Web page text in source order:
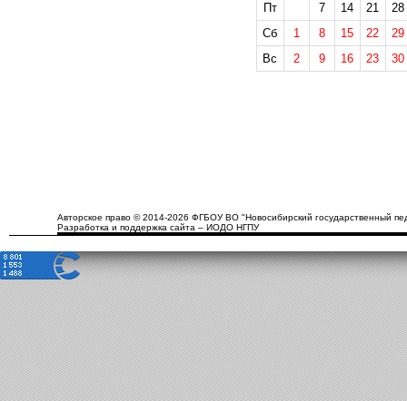
Пт
7 14 21
28
Сб
1 8 15 22
29
Вс
2 9 16 23 30
Авторское право © 2014-2026 ФГБОУ ВО "Новосибирский государственный
Разработка и поддержка сайта – ИОДО НГПУ